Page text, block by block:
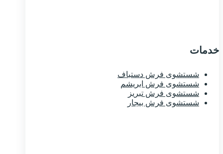
خدمات
شستشوی فرش دستباف
شستشوی فرش ابریشم
شستشوی فرش تبریز
شستشوی فرش بیجار